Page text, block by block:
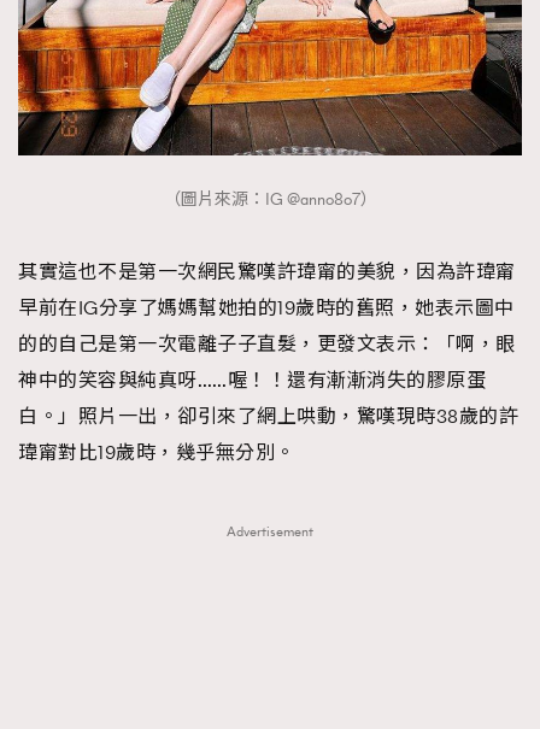
（圖片來源：IG @anno8o7）
其實這也不是第一次網民驚嘆許瑋甯的美貌，因為許瑋甯
早前在IG分享了媽媽幫她拍的19歲時的舊照，她表示圖中
的的自己是第一次電離子子直髮，更發文表示：「啊，眼
神中的笑容與純真呀……喔！！還有漸漸消失的膠原蛋
白。」照片一出，卻引來了網上哄動，驚嘆現時38歲的許
瑋甯對比19歲時，幾乎無分別。
Advertisement